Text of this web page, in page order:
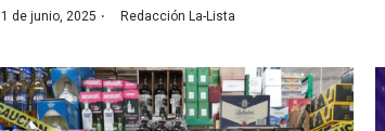
1 de junio, 2025 · Redacción La-Lista